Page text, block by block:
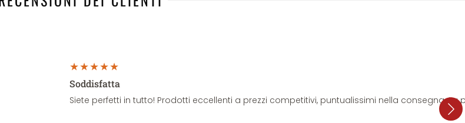
Soddisfatta
Siete perfetti in tutto! Prodotti eccellenti a prezzi competitivi, puntualissimi nella consegna. La